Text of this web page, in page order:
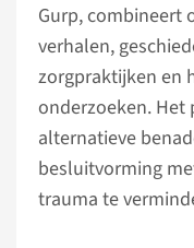
Gurp, combineert
verhalen,
zorgpraktijken en
onderzoeken. Het
alternatieve
besluitvorming
trauma te